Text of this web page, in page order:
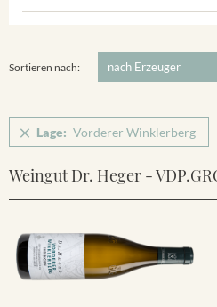
Riesling
Winklerberg Hinter Winklen
Winklerberg Winklen
Ihringen
Sortieren nach:
Lage: Vorderer Winklerberg
Weingut Dr. Heger -